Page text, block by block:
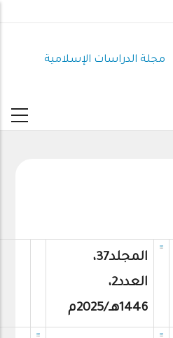
مجلة الدراسات الإسلامية
المجلد37،
العدد2،
1446هـ/2025م